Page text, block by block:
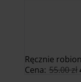
Ręcznie
Cena: 55.00zł